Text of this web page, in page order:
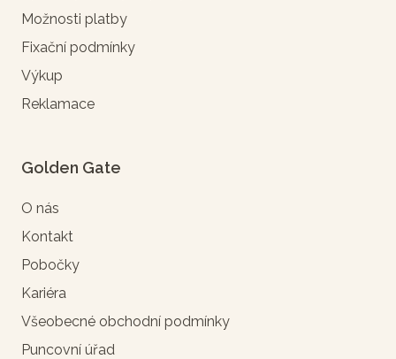
Možnosti platby
Fixační podmínky
Výkup
Reklamace
Golden Gate
O nás
Kontakt
Pobočky
Kariéra
Všeobecné obchodní podmínky
Puncovní úřad